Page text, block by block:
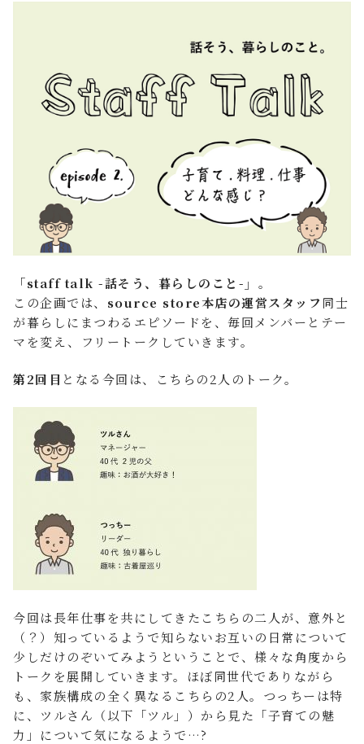
店舗案内
ご利用ガイド
プライバシーポリシー
特定商取引法について
「staff talk -話そう、暮らしのこと-」 。
この企画では、 source store本店の運営スタッフ 同士
が暮らしにまつわるエピソードを、毎回メンバーとテー
マを変え、フリートークしていきます。
第2回目 となる今回は、こちらの2人のトーク。
今回は長年仕事を共にしてきたこちらの二人が、意外と
（？）知っているようで知らないお互いの日常について
少しだけのぞいてみようということで、様々な角度から
トークを展開していきます。ほぼ同世代でありながら
も、家族構成の全く異なるこちらの2人。つっちーは特
に、ツルさん（以下「ツル」）から見た「子育ての魅
力」について気になるようで…?